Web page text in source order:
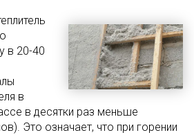
в 20-40
в
в десятки раз меньше
Это означает, что при горении